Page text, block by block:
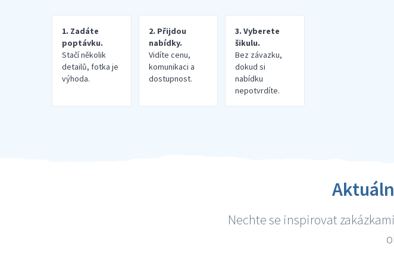
1. Zadáte
poptávku.
Stačí několik
detailů, fotka je
výhoda.
2. Přijdou
nabídky.
Vidíte cenu,
komunikaci a
dostupnost.
3. Vyberete
šikulu.
Bez závazku,
dokud si
nabídku
nepotvrdíte.
Nechte se inspirovat